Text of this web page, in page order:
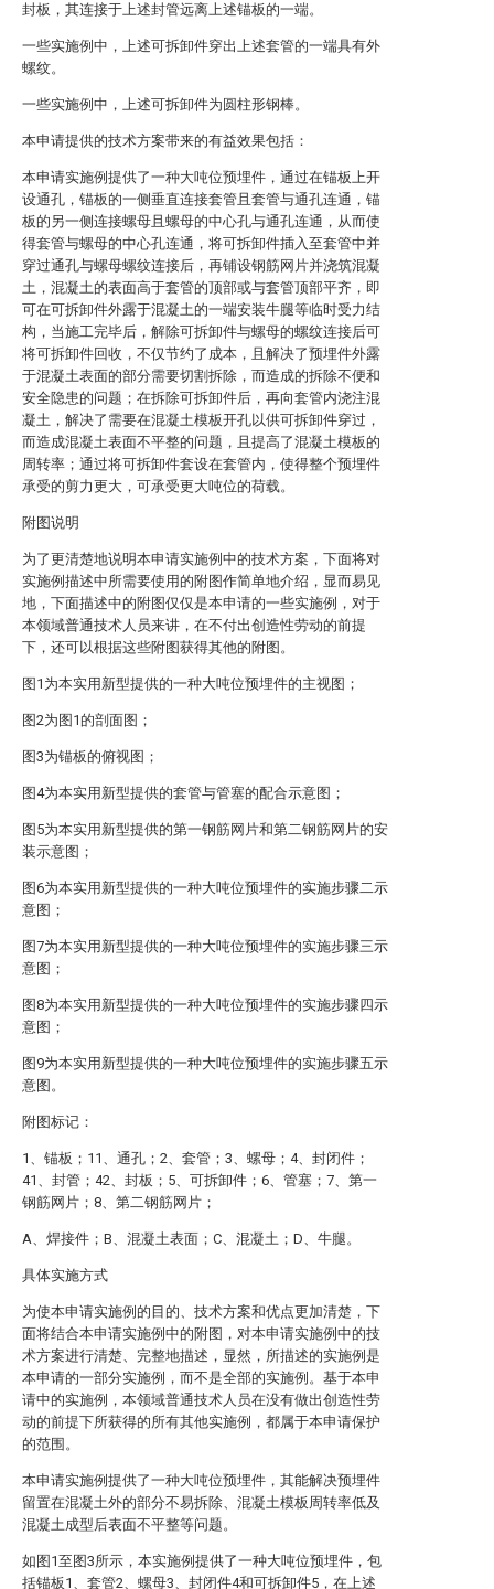
封板，其连接于上述封管远离上述锚板的一端。
一些实施例中，上述可拆卸件穿出上述套管的一端具有外
螺纹。
一些实施例中，上述可拆卸件为圆柱形钢棒。
本申请提供的技术方案带来的有益效果包括：
本申请实施例提供了一种大吨位预埋件，通过在锚板上开
设通孔，锚板的一侧垂直连接套管且套管与通孔连通，锚
板的另一侧连接螺母且螺母的中心孔与通孔连通，从而使
得套管与螺母的中心孔连通，将可拆卸件插入至套管中并
穿过通孔与螺母螺纹连接后，再铺设钢筋网片并浇筑混凝
土，混凝土的表面高于套管的顶部或与套管顶部平齐，即
可在可拆卸件外露于混凝土的一端安装牛腿等临时受力结
构，当施工完毕后，解除可拆卸件与螺母的螺纹连接后可
将可拆卸件回收，不仅节约了成本，且解决了预埋件外露
于混凝土表面的部分需要切割拆除，而造成的拆除不便和
安全隐患的问题；在拆除可拆卸件后，再向套管内浇注混
凝土，解决了需要在混凝土模板开孔以供可拆卸件穿过，
而造成混凝土表面不平整的问题，且提高了混凝土模板的
周转率；通过将可拆卸件套设在套管内，使得整个预埋件
承受的剪力更大，可承受更大吨位的荷载。
附图说明
为了更清楚地说明本申请实施例中的技术方案，下面将对
实施例描述中所需要使用的附图作简单地介绍，显而易见
地，下面描述中的附图仅仅是本申请的一些实施例，对于
本领域普通技术人员来讲，在不付出创造性劳动的前提
下，还可以根据这些附图获得其他的附图。
图1为本实用新型提供的一种大吨位预埋件的主视图；
图2为图1的剖面图；
图3为锚板的俯视图；
图4为本实用新型提供的套管与管塞的配合示意图；
图5为本实用新型提供的第一钢筋网片和第二钢筋网片的安
装示意图；
图6为本实用新型提供的一种大吨位预埋件的实施步骤二示
意图；
图7为本实用新型提供的一种大吨位预埋件的实施步骤三示
意图；
图8为本实用新型提供的一种大吨位预埋件的实施步骤四示
意图；
图9为本实用新型提供的一种大吨位预埋件的实施步骤五示
意图。
附图标记：
1、锚板；11、通孔；2、套管；3、螺母；4、封闭件；
41、封管；42、封板；5、可拆卸件；6、管塞；7、第一
钢筋网片；8、第二钢筋网片；
A、焊接件；B、混凝土表面；C、混凝土；D、牛腿。
具体实施方式
为使本申请实施例的目的、技术方案和优点更加清楚，下
面将结合本申请实施例中的附图，对本申请实施例中的技
术方案进行清楚、完整地描述，显然，所描述的实施例是
本申请的一部分实施例，而不是全部的实施例。基于本申
请中的实施例，本领域普通技术人员在没有做出创造性劳
动的前提下所获得的所有其他实施例，都属于本申请保护
的范围。
本申请实施例提供了一种大吨位预埋件，其能解决预埋件
留置在混凝土外的部分不易拆除、混凝土模板周转率低及
混凝土成型后表面不平整等问题。
如图1至图3所示，本实施例提供了一种大吨位预埋件，包
括锚板1、套管2、螺母3、封闭件4和可拆卸件5，在上述